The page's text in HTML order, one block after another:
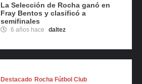
La Selección de Rocha ganó en
Fray Bentos y clasificó a
semifinales
6 años hace daltez
Destacado Rocha Fútbol Club